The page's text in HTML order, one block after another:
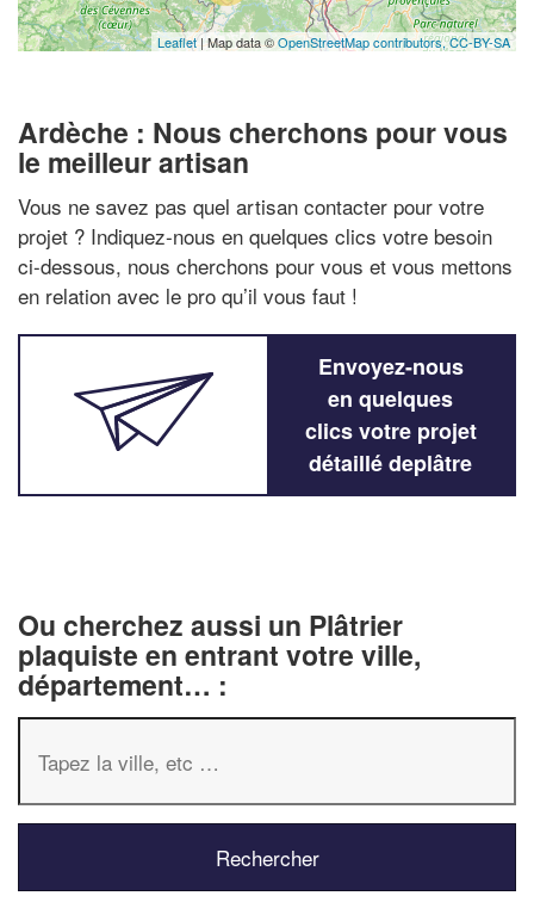
Leaflet| Map data ©OpenStreetMap contributors,CC-BY-SA
Ardèche : Nous cherchons pour vous
le meilleur artisan
Vous ne savez pas quel artisan contacter pour votre
projet ? Indiquez-nous en quelques clics votre besoin
ci-dessous, nous cherchons pour vous et vous mettons
en relation avec le pro qu’il vous faut !
Envoyez-nous
en quelques
clics votre projet
détaillé deplâtre
Ou cherchez aussi un Plâtrier
plaquiste en entrant votre ville,
département… :